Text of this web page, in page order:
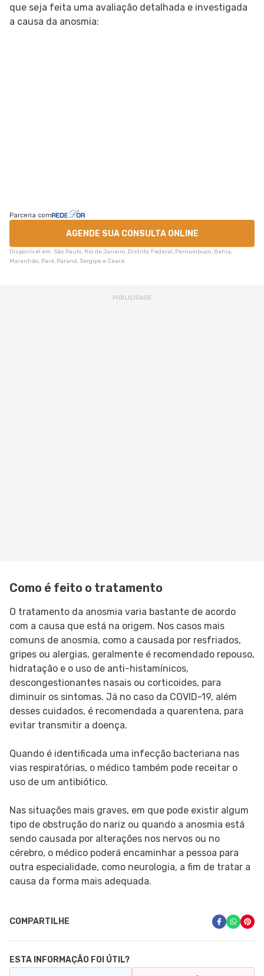
que seja feita uma avaliação detalhada e investigada
a causa da anosmia:
Parceria com
AGENDE SUA CONSULTA ONLINE
Disponível em: São Paulo, Rio de Janeiro, Distrito Federal, Pernambuco, Bahia,
Maranhão, Pará, Paraná, Sergipe e Ceará.
Como é feito o tratamento
O tratamento da anosmia varia bastante de acordo
com a causa que está na origem. Nos casos mais
comuns de anosmia, como a causada por resfriados,
gripes ou alergias, geralmente é recomendado repouso,
hidratação e o uso de anti-histamínicos,
descongestionantes nasais ou corticoides, para
diminuir os sintomas. Já no caso da COVID-19, além
desses cuidados, é recomendada a quarentena, para
evitar transmitir a doença.
Quando é identificada uma infecção bacteriana nas
vias respiratórias, o médico também pode receitar o
uso de um antibiótico.
Nas situações mais graves, em que pode existir algum
tipo de obstrução do nariz ou quando a anosmia está
sendo causada por alterações nos nervos ou no
cérebro, o médico poderá encaminhar a pessoa para
outra especialidade, como neurologia, a fim de tratar a
causa da forma mais adequada.
COMPARTILHE
ESTA INFORMAÇÃO FOI ÚTIL?